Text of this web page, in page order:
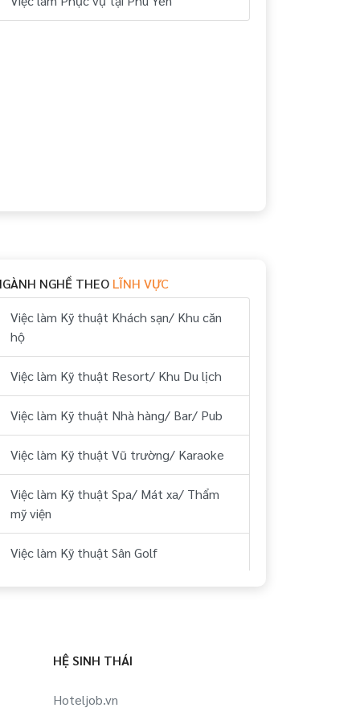
NGHỀ THEO LĨNH VỰC
Việc làm Kỹ thuật Khách sạn/ Khu căn
hộ
Việc làm Kỹ thuật Resort/ Khu Du lịch
Việc làm Kỹ thuật Nhà hàng/ Bar/ Pub
Việc làm Kỹ thuật Vũ trường/ Karaoke
Việc làm Kỹ thuật Spa/ Mát xa/ Thẩm
mỹ viện
Việc làm Kỹ thuật Sân Golf
hành, phòng vé
HỆ SINH THÁI
Hoteljob.vn